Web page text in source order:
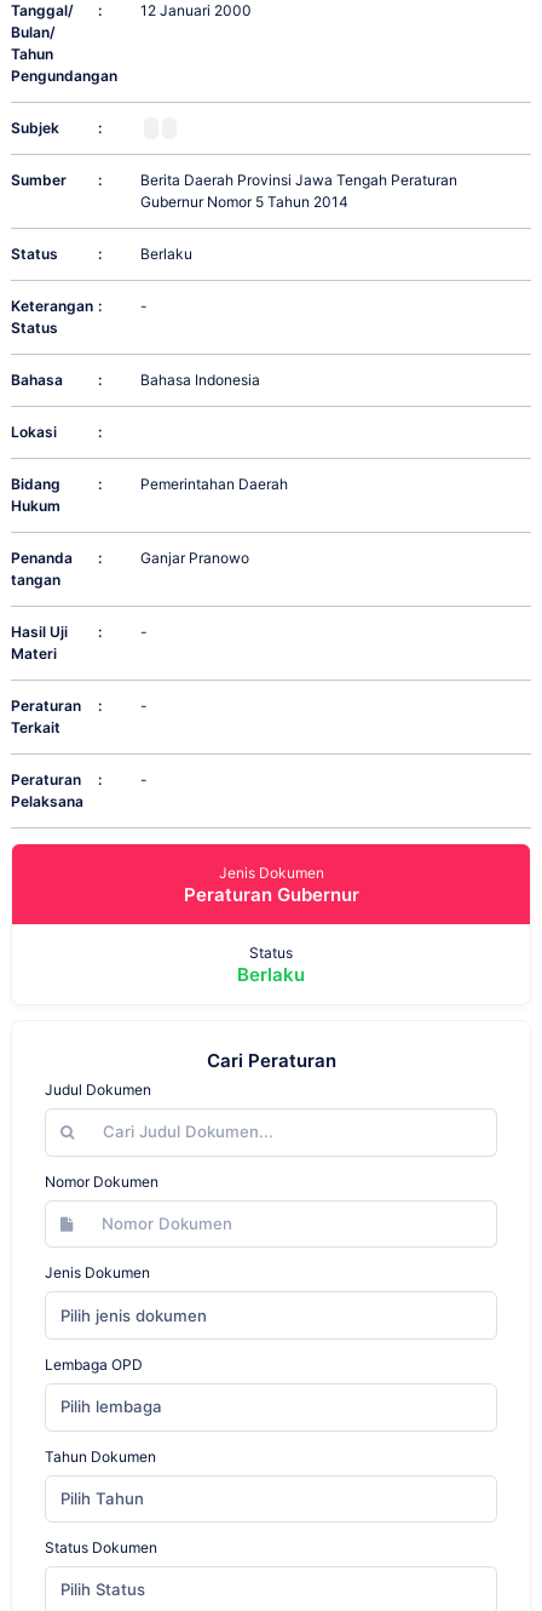
Tanggal/
Bulan/
Tahun
Pengundangan
: 12 Januari 2000
Subjek :
Sumber :
Berita Daerah Provinsi Jawa Tengah Peraturan
Gubernur Nomor 5 Tahun 2014
Status : Berlaku
Keterangan
Status
: -
Bahasa : Bahasa Indonesia
Lokasi :
Bidang
Hukum
: Pemerintahan Daerah
Penanda
tangan
: Ganjar Pranowo
Hasil Uji
Materi
: -
Peraturan
Terkait
: -
Peraturan
Pelaksana
: -
Jenis Dokumen
Peraturan Gubernur
Status
Berlaku
Cari Peraturan
Judul Dokumen
Nomor Dokumen
Jenis Dokumen
Pilih jenis dokumen
Lembaga OPD
Pilih lembaga
Tahun Dokumen
Pilih Tahun
Status Dokumen
Pilih Status